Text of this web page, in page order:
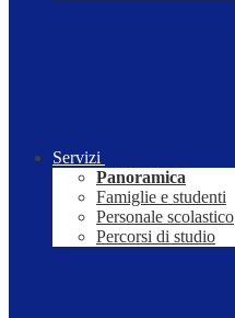
Servizi
Panoramica
Famiglie e studenti
Personale scolastico
Percorsi di studio